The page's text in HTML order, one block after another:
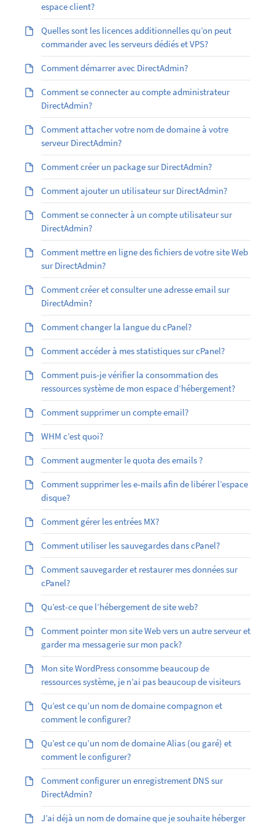
espace client?
Quelles sont les licences additionnelles qu’on peut
commander avec les serveurs dédiés et VPS?
Comment démarrer avec DirectAdmin?
Comment se connecter au compte administrateur
DirectAdmin?
Comment attacher votre nom de domaine à votre
serveur DirectAdmin?
Comment créer un package sur DirectAdmin?
Comment ajouter un utilisateur sur DirectAdmin?
Comment se connecter à un compte utilisateur sur
DirectAdmin?
Comment mettre en ligne des fichiers de votre site Web
sur DirectAdmin?
Comment créer et consulter une adresse email sur
DirectAdmin?
Comment changer la langue du cPanel?
Comment accéder à mes statistiques sur cPanel?
Comment puis-je vérifier la consommation des
ressources système de mon espace d’hébergement?
Comment supprimer un compte email?
WHM c’est quoi?
Comment augmenter le quota des emails ?
Comment supprimer les e-mails afin de libérer l’espace
disque?
Comment gérer les entrées MX?
Comment utiliser les sauvegardes dans cPanel?
Comment sauvegarder et restaurer mes données sur
cPanel?
Qu’est-ce que l’hébergement de site web?
Comment pointer mon site Web vers un autre serveur et
garder ma messagerie sur mon pack?
Mon site WordPress consomme beaucoup de
ressources système, je n’ai pas beaucoup de visiteurs
Qu’est ce qu’un nom de domaine compagnon et
comment le configurer?
Qu’est ­ce qu’un nom de domaine Alias (ou garé) et
comment le configurer?
Comment configurer un enregistrement DNS sur
DirectAdmin?
J’ai déjà un nom de domaine que je souhaite héberger